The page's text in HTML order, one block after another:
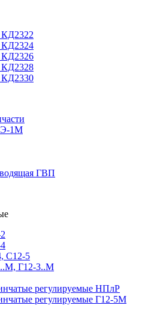
КД2322
КД2324
КД2326
КД2328
КД2330
1М
ГВП
С12-5
Г12-3..М
регулируемые НПлР
регулируемые Г12-5М